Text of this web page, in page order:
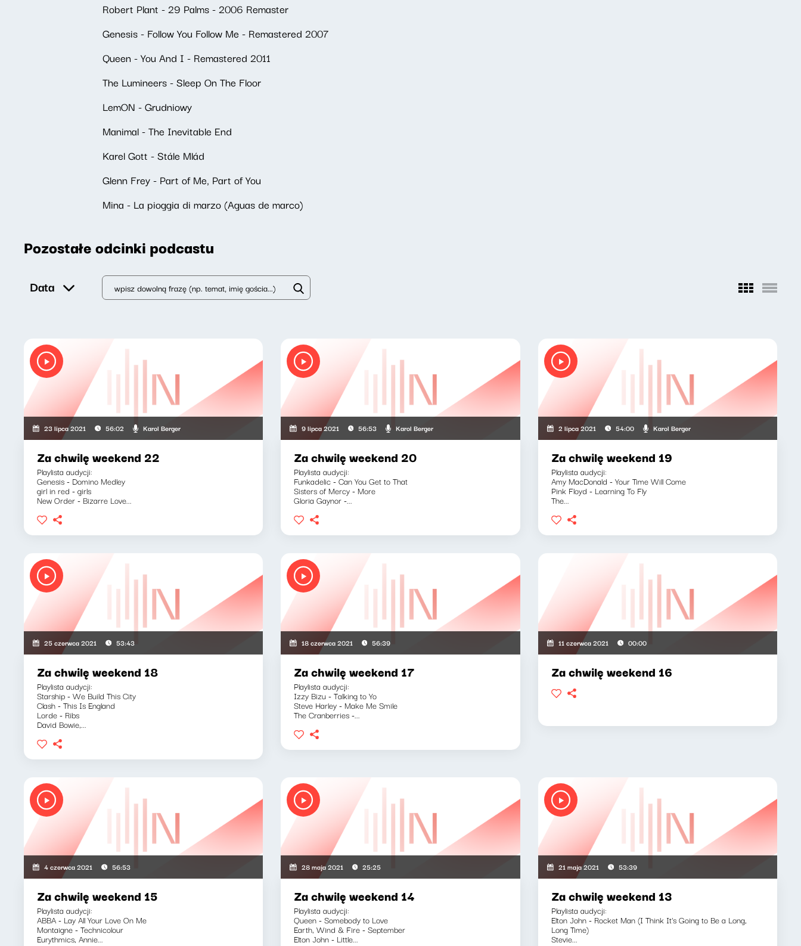
Robert Plant - 29 Palms - 2006 Remaster
Genesis - Follow You Follow Me - Remastered 2007
Queen - You And I - Remastered 2011
The Lumineers - Sleep On The Floor
LemON - Grudniowy
Manimal - The Inevitable End
Karel Gott - Stále Mlád
Glenn Frey - Part of Me, Part of You
Mina - La pioggia di marzo (Aguas de marco)
Pozostałe odcinki podcastu
Data
23 lipca 2021 56:02 Karol Berger
Za chwilę weekend 22
Playlista audycji:
Genesis - Domino Medley
girl in red - girls
New Order - Bizarre Love...
9 lipca 2021 56:53 Karol Berger
Za chwilę weekend 20
Playlista audycji:
Funkadelic - Can You Get to That
Sisters of Mercy - More
Gloria Gaynor -...
2 lipca 2021 54:00 Karol Berger
Za chwilę weekend 19
Playlista audycji:
Amy MacDonald - Your Time Will Come
Pink Floyd - Learning To Fly
The...
25 czerwca 2021 53:43
Za chwilę weekend 18
Playlista audycji:
Starship - We Build This City
Clash - This Is England
Lorde - Ribs
David Bowie,...
18 czerwca 2021 56:39
Za chwilę weekend 17
Playlista audycji:
Izzy Bizu - Talking to Yo
Steve Harley - Make Me Smile
The Cranberries -...
11 czerwca 2021 00:00
Za chwilę weekend 16
4 czerwca 2021 56:53
Za chwilę weekend 15
Playlista audycji:
ABBA - Lay All Your Love On Me
Montaigne - Technicolour
Eurythmics, Annie...
28 maja 2021 25:25
Za chwilę weekend 14
Playlista audycji:
Queen - Somebody to Love
Earth, Wind & Fire - September
Elton John - Little...
21 maja 2021 53:39
Za chwilę weekend 13
Playlista audycji:
Elton John - Rocket Man (I Think It's Going to Be a Long,
Long Time)
Stevie...